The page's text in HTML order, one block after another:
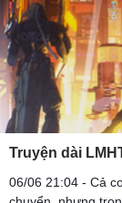
Truyện dài
06/06 21:04 - Cả